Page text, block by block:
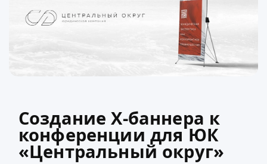
Создание Х-баннера к
конференции для ЮК
«Центральный округ»